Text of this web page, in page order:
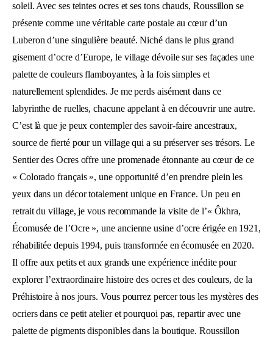
soleil. Avec ses teintes ocres et ses tons chauds, Roussillon se
présente comme une véritable carte postale au cœur d’un
Luberon d’une singulière beauté. Niché dans le plus grand
gisement d’ocre d’Europe, le village dévoile sur ses façades une
palette de couleurs flamboyantes, à la fois simples et
naturellement splendides. Je me perds aisément dans ce
labyrinthe de ruelles, chacune appelant à en découvrir une autre.
C’est là que je peux contempler des savoir-faire ancestraux,
source de fierté pour un village qui a su préserver ses trésors. Le
Sentier des Ocres offre une promenade étonnante au cœur de ce
« Colorado français », une opportunité d’en prendre plein les
yeux dans un décor totalement unique en France. Un peu en
retrait du village, je vous recommande la visite de l’« Ôkhra,
Écomusée de l’Ocre », une ancienne usine d’ocre érigée en 1921,
réhabilitée depuis 1994, puis transformée en écomusée en 2020.
Il offre aux petits et aux grands une expérience inédite pour
explorer l’extraordinaire histoire des ocres et des couleurs, de la
Préhistoire à nos jours. Vous pourrez percer tous les mystères des
ocriers dans ce petit atelier et pourquoi pas, repartir avec une
palette de pigments disponibles dans la boutique. Roussillon